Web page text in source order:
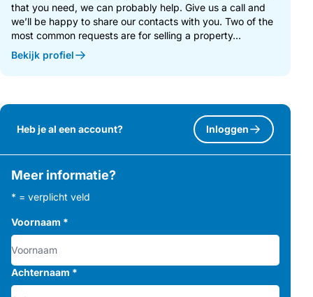
that you need, we can probably help. Give us a call and
we’ll be happy to share our contacts with you. Two of the
most common requests are for selling a property...
Bekijk profiel
Heb je al een account? Inloggen
Meer informatie?
* = verplicht veld
Voornaam *
Achternaam *